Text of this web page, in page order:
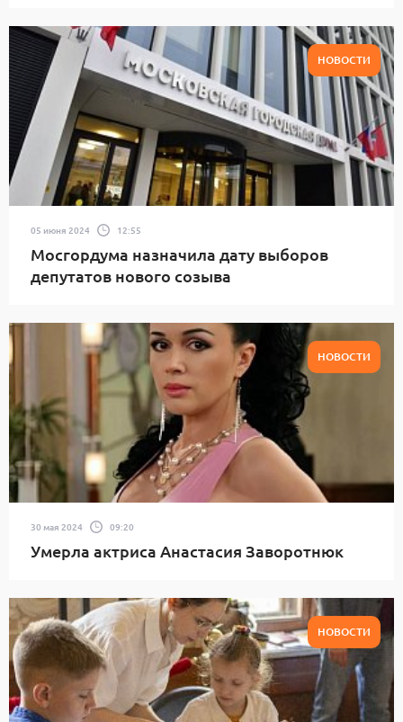
НОВОСТИ
05 июня 2024 12:55
Мосгордума назначила дату выборов
депутатов нового созыва
НОВОСТИ
30 мая 2024 09:20
Умерла актриса Анастасия Заворотнюк
НОВОСТИ